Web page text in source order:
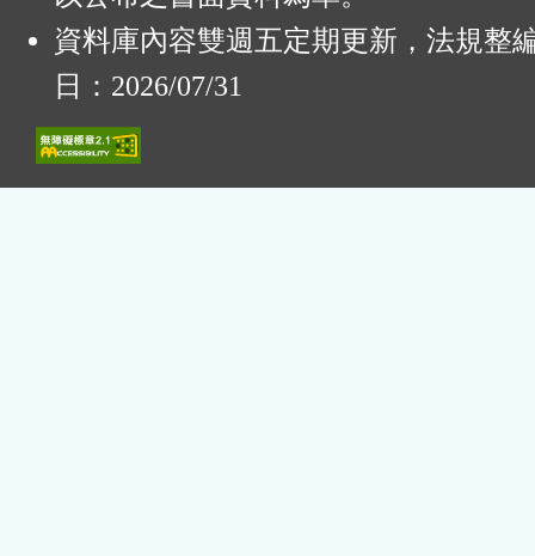
資料庫內容雙週五定期更新，法規整
日：2026/07/31